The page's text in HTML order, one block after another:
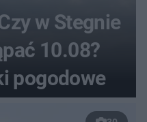
w Stegnie
10.08?
pogodowe